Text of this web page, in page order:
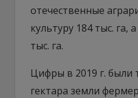
отечественные
культуру 184 тыс. га,
тыс. га.
Цифры в 2019 г. были
гектара земли